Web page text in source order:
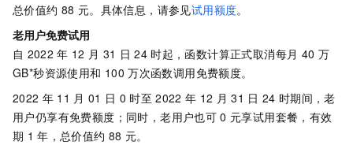
总价值约 88 元。具体信息，请参见试用额度。
老用户免费试用
自 2022 年 12 月 31 日 24 时起， 函数计算正式取消每月 40 万
GB*秒资源使用和 100 万次函数调用免费额度。
2022 年 11 月 01 日 0 时至 2022 年 12 月 31 日 24 时期间，老
用户仍享有免费额度；同时，老用户也可 0 元享试用套餐，有效
期 1 年，总价值约 88 元。